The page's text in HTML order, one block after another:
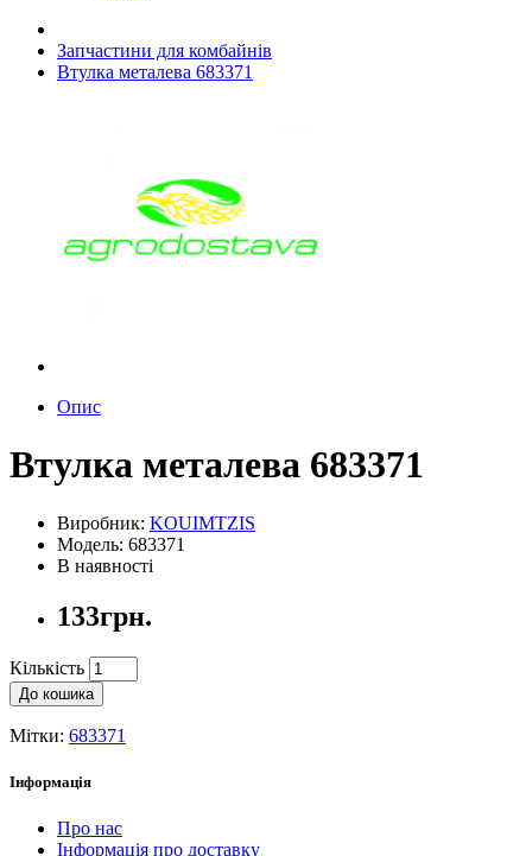
Запчастини для комбайнів
Втулка металева 683371
Опис
Втулка металева 683371
Виробник: KOUIMTZIS
Модель: 683371
В наявності
133грн.
Кількість
До кошика
Мітки: 683371
Інформація
Про нас
Інформація про доставку